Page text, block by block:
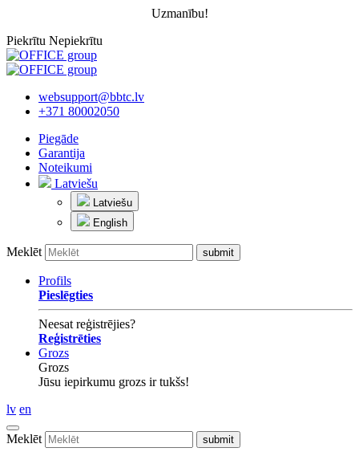
Uzmanību!
Piekrītu Nepiekrītu
websupport@bbtc.lv
+371 80002050
Piegāde
Garantija
Noteikumi
Latviešu
Latviešu
English
Meklēt
Profils
Pieslēgties
Neesat reģistrējies?
Reģistrēties
Grozs
Grozs
Jūsu iepirkumu grozs ir tukšs!
lv en
Meklēt